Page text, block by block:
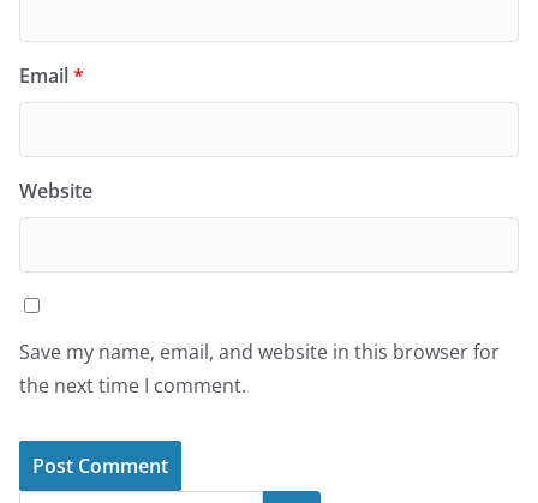
Email*
Website
Save my name, email, and website in this browser for
the next time I comment.